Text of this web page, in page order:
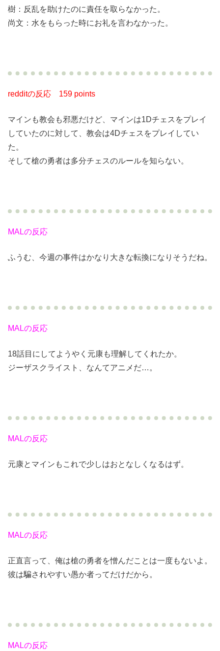
樹：反乱を助けたのに責任を取らなかった。
尚文：水をもらった時にお礼を言わなかった。
redditの反応 159 points
マインも教会も邪悪だけど、マインは1Dチェスをプレイ
していたのに対して、教会は4Dチェスをプレイしてい
た。
そして槍の勇者は多分チェスのルールを知らない。
MALの反応
ふうむ、今週の事件はかなり大きな転換になりそうだね。
MALの反応
18話目にしてようやく元康も理解してくれたか。
ジーザスクライスト、なんてアニメだ…。
MALの反応
元康とマインもこれで少しはおとなしくなるはず。
MALの反応
正直言って、俺は槍の勇者を憎んだことは一度もないよ。
彼は騙されやすい愚か者ってだけだから。
MALの反応